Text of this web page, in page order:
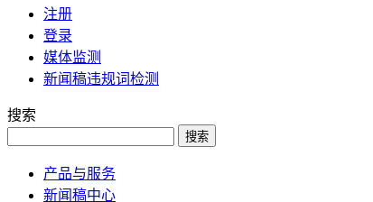
注册
登录
媒体监测
新闻稿违规词检测
搜索
搜索
产品与服务
新闻稿中心